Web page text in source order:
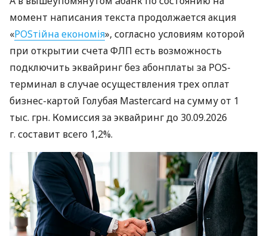
момент написания текста продолжается акция
«POSтійна економія», согласно условиям которой
при открытии счета ФЛП есть возможность
подключить эквайринг без абонплаты за POS-
терминал в случае осуществления трех оплат
бизнес-картой Голубая Mastercard на сумму от 1
тыс. грн. Комиссия за эквайринг до 30.09.2026
г. составит всего 1,2%.